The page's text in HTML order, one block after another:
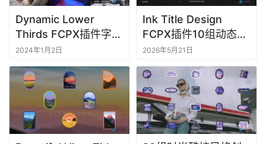
Dynamic Lower
Thirds FCPX插件字幕
条文字标题动画
2024年1月2日
Ink Title Design
FCPX插件10组动态模
糊特效文字标题动画
2026年5月21日